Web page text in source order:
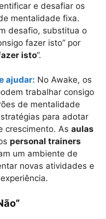
e desafiar os
mentalidade fixa.
desafio, substitua o
fazer isto” por
isto”.
ajudar: No Awake, os
trabalhar consigo
de mentalidade
para adotar
crescimento. As aulas
personal trainers
um ambiente de
novas atividades e